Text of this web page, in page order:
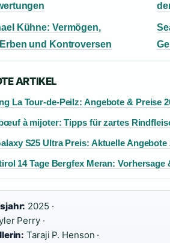
Kühne: Vermögen,
und Kontroversen
ARTIKEL
La Tour-de-Peilz: Angebote & Preise
à mijoter: Tipps für zartes
S25 Ultra Preis: Aktuelle Angebote
14 Tage Bergfex Meran: Vorhersage
2025 ·
Perry ·
Taraji P. Henson ·